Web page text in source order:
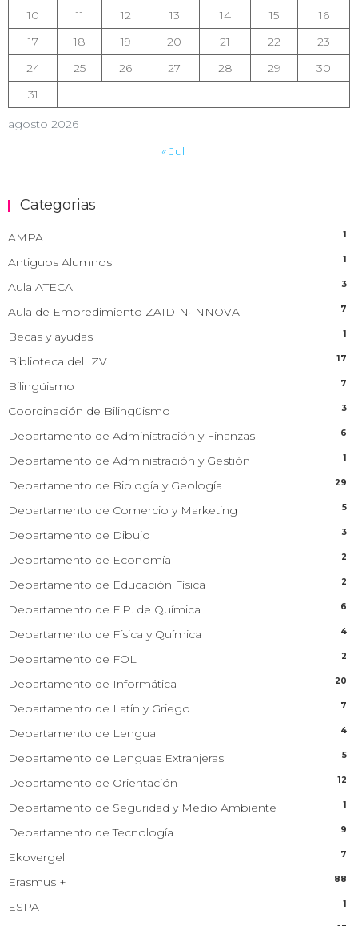
agosto 2026
10 11 12 13 14 15
16
17
18 19 20 21 22
23
24
25 26 27 28 29
30
31
« Jul
Categorias
AMPA 1
Antiguos Alumnos 1
Aula ATECA 3
Aula de Empredimiento ZAIDIN·INNOVA 7
Becas y ayudas 1
Biblioteca del IZV 17
Bilingüismo 7
Coordinación de Bilingüismo 3
Departamento de Administración y Finanzas 6
Departamento de Administración y Gestión 1
Departamento de Biología y Geología 29
Departamento de Comercio y Marketing 5
Departamento de Dibujo 3
Departamento de Economía 2
Departamento de Educación Física 2
Departamento de F.P. de Química 6
Departamento de Física y Química 4
Departamento de FOL 2
Departamento de Informática 20
Departamento de Latín y Griego 7
Departamento de Lengua 4
Departamento de Lenguas Extranjeras 5
Departamento de Orientación 12
Departamento de Seguridad y Medio Ambiente 1
Departamento de Tecnología 9
Ekovergel 7
Erasmus + 88
ESPA 1